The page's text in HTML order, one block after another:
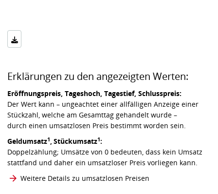
Erklärungen zu den angezeigten Werten:
Eröffnungspreis, Tageshoch, Tagestief, Schlusspreis:
Der Wert kann – ungeachtet einer allfälligen Anzeige einer
Stückzahl, welche am Gesamttag gehandelt wurde –
durch einen umsatzlosen Preis bestimmt worden sein.
Geldumsatz1, Stückumsatz1:
Doppelzählung; Umsätze von 0 bedeuten, dass kein Umsatz
stattfand und daher ein umsatzloser Preis vorliegen kann.
Weitere Details zu umsatzlosen Preisen